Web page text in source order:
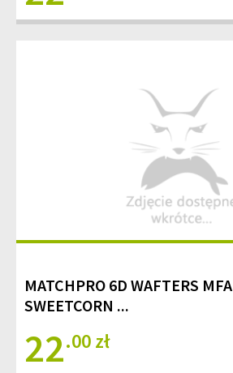
MATCHPRO 6D WAFTERS MFA
SWEETCORN ...
22.00 zł